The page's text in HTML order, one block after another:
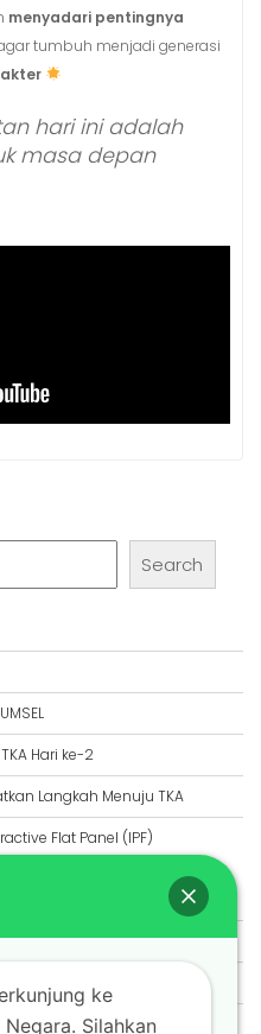
menyadari pentingnya
tumbuh menjadi generasi
hari ini adalah
masa depan
Search
Hari ke-2
Langkah Menuju TKA
Flat Panel (IPF)
ke
Silahkan